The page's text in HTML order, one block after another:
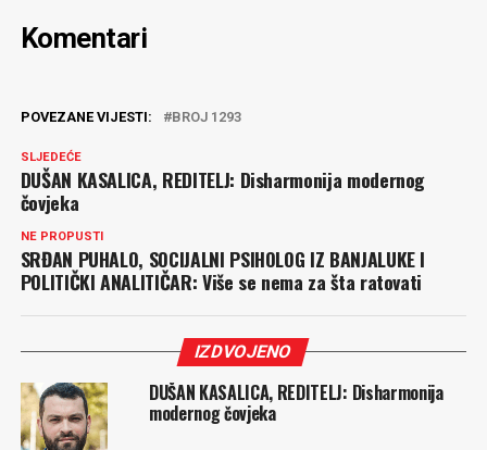
Komentari
POVEZANE VIJESTI: BROJ 1293
SLJEDEĆE
DUŠAN KASALICA, REDITELJ: Disharmonija modernog
čovjeka
NE PROPUSTI
SRĐAN PUHALO, SOCIJALNI PSIHOLOG IZ BANJALUKE I
POLITIČKI ANALITIČAR: Više se nema za šta ratovati
IZDVOJENO
DUŠAN KASALICA, REDITELJ: Disharmonija
modernog čovjeka